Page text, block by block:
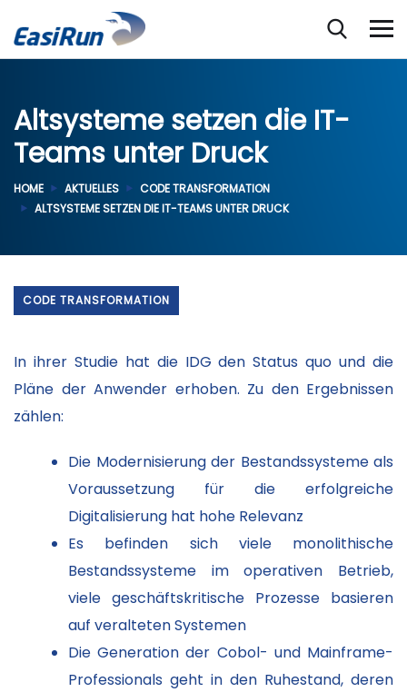
Altsysteme setzen die IT-
Teams unter Druck
HOME AKTUELLES
CODE TRANSFORMATION
ALTSYSTEME SETZEN DIE IT-TEAMS UNTER DRUCK
CODE TRANSFORMATION
In ihrer Studie hat die IDG den Status quo und die
Pläne der Anwender erhoben. Zu den Ergebnissen
zählen:
Die Modernisierung der Bestandssysteme als
Voraussetzung für die erfolgreiche
Digitalisierung hat hohe Relevanz
Es befinden sich viele monolithische
Bestandssysteme im operativen Betrieb,
viele geschäftskritische Prozesse basieren
auf veralteten Systemen
Die Generation der Cobol- und Mainframe-
Professionals geht in den Ruhestand, deren